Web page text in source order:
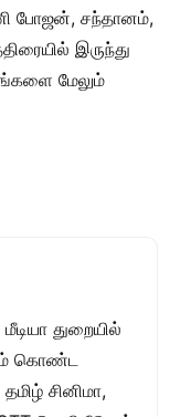
போஜன், சந்தானம்,
இருந்து
மேலும்
துறையில்
கொண்ட
சினிமா,